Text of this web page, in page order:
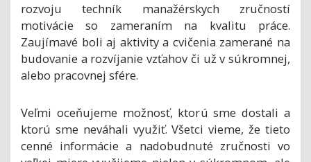
rozvoju techník manažérskych zručností
motivácie so zameraním na kvalitu práce.
Zaujímavé boli aj aktivity a cvičenia zamerané na
budovanie a rozvíjanie vzťahov či už v súkromnej,
alebo pracovnej sfére.
Veľmi oceňujeme možnosť, ktorú sme dostali a
ktorú sme neváhali využiť. Všetci vieme, že tieto
cenné informácie a nadobudnuté zručnosti vo